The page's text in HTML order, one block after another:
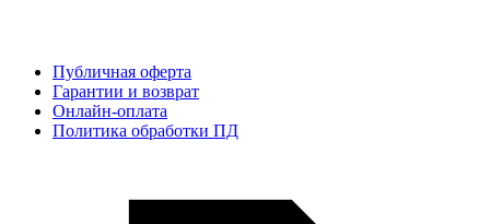
Публичная оферта
Гарантии и возврат
Онлайн-оплата
Политика обработки ПД